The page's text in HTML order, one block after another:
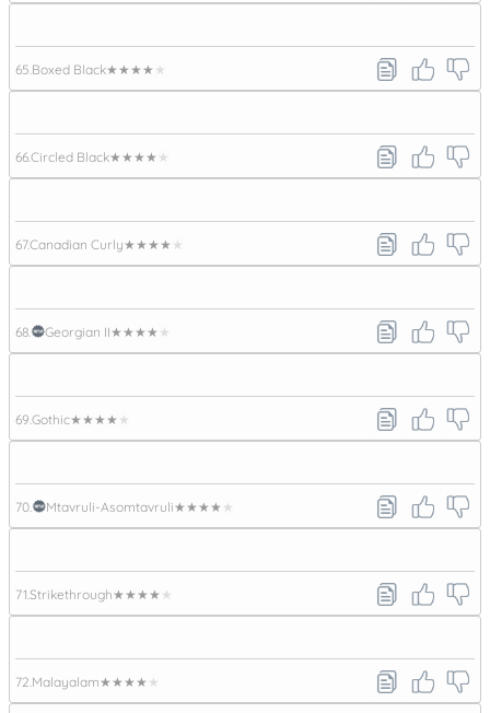
65. Boxed Black★★★★★
66.Circled Black★★★★★
67.Canadian Curly★★★★★
68. Georgian II★★★★★
69. Gothic★★★★★
70. Mtavruli-Asomtavruli★★★★★
71. Strikethrough★★★★★
72. Malayalam★★★★★